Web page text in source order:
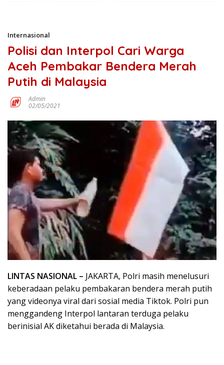
Internasional
Polisi dan Interpol Cari Warga
Aceh Pembakar Bendera Merah
Putih di Malaysia
Admin
02/05/2021
LINTAS NASIONAL – JAKARTA, Polri masih menelusuri
keberadaan pelaku pembakaran bendera merah putih
yang videonya viral dari sosial media Tiktok. Polri pun
menggandeng Interpol lantaran terduga pelaku
berinisial AK diketahui berada di Malaysia.